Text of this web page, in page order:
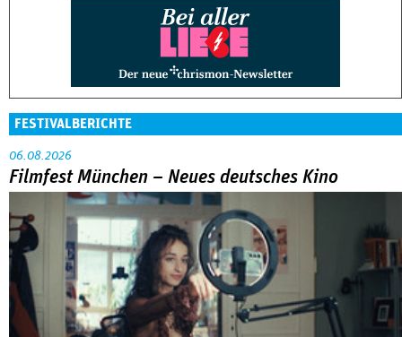
FESTIVALBERICHTE
06.08.2026
Filmfest München – Neues deutsches Kino